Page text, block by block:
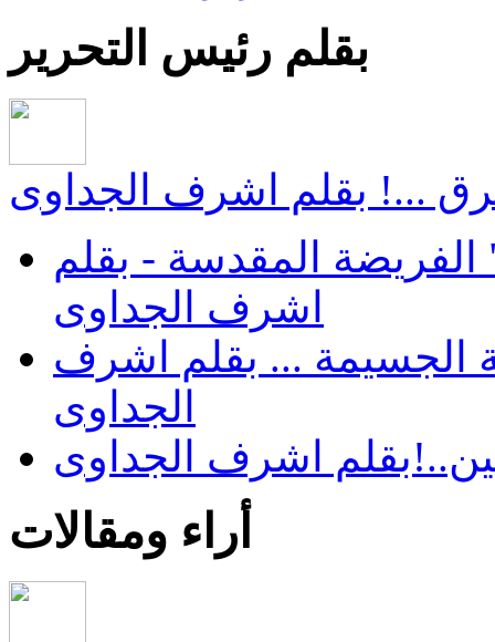
بقلم رئيس التحرير
...! بقلم اشرف الجداوى
المقدسة - بقلم
اشرف الجداوى
الجسيمة ... بقلم اشرف
الجداوى
اشرف الجداوى
أراء ومقالات